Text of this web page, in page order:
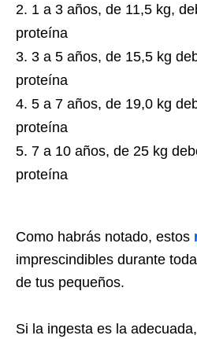
1 a 3 años, de 11,5 kg,
proteína
3 a 5 años, de 15,5 kg
proteína
5 a 7 años, de 19,0 kg
proteína
7 a 10 años, de 25 kg
proteína
Como habrás notado, estos
imprescindibles durante
de tus pequeños.
Si la ingesta es la